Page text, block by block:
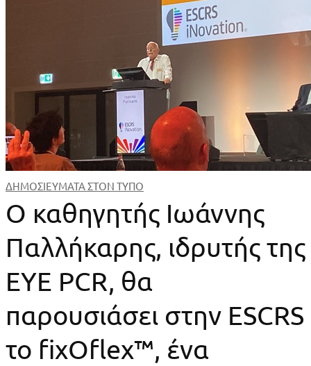
ΔΗΜΟΣΙΕΥΜΑΤΑ ΣΤΟΝ ΤΥΠΟ
Ο καθηγητής Ιωάννης
Παλλήκαρης, ιδρυτής της
EYE PCR, θα
παρουσιάσει στην ESCRS
το fixOflex™, ένα